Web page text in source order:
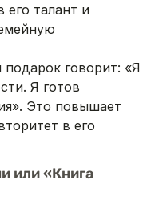
его талант и
подарок говорит: «Я
Я готов
Это повышает
в его
или «Книга